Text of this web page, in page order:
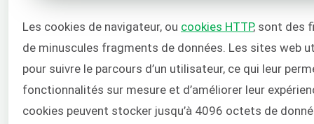
Les cookies de navigateur, ou cookies HTTP, sont des
de minuscules fragments de données. Les sites web
pour suivre le parcours d’un utilisateur, ce qui leur
fonctionnalités sur mesure et d’améliorer leur
cookies peuvent stocker jusqu’à 4096 octets de